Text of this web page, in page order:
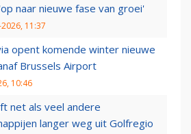
naar nieuwe fase van groei'
11:37
opent komende winter nieuwe
Brussels Airport
10:46
net als veel andere
langer weg uit Golfregio